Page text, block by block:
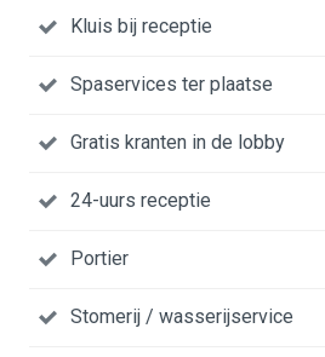
Kluis bij receptie
Spaservices ter plaatse
Gratis kranten in de lobby
24-uurs receptie
Portier
Stomerij / wasserijservice